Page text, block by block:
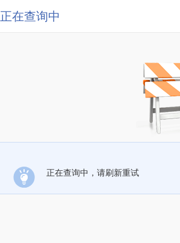
正在查询中
正在查询中，请刷新重试